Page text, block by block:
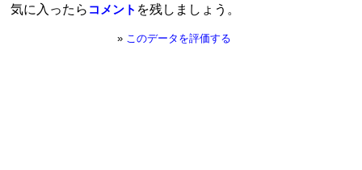
気に入ったら コメント を残しましょう。
» このデータを評価する